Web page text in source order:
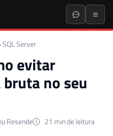
›SQL Server
evitar
no seu
Resende
21 min de leitura